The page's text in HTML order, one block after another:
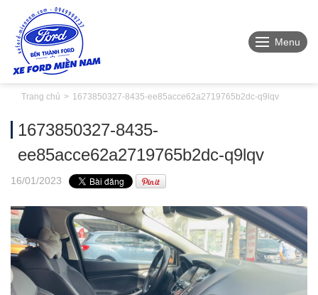
Menu
Trang chủ 1673850327-8435-ee85acce62a2719765b2dc-q9lqv
1673850327-8435-
ee85acce62a2719765b2dc-q9lqv
16/01/2023